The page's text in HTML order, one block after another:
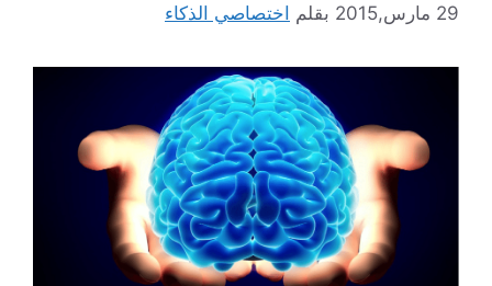
29 مارس,2015 بقلم اختصاصي الذكاء